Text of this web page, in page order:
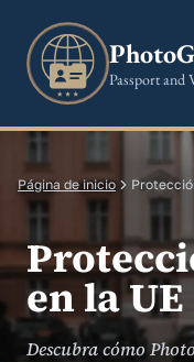
Passport and
Página de inicio
en la UE
Descubra cómo